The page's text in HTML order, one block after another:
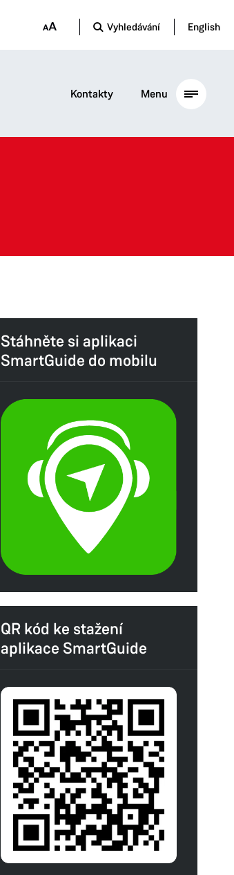
Vyhledávání English
Kontakty Menu
Stáhněte si aplikaci
SmartGuide do mobilu
QR kód ke stažení
aplikace SmartGuide